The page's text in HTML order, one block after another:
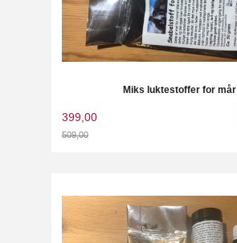
Miks luktestoffer for mår
399,00
509,00